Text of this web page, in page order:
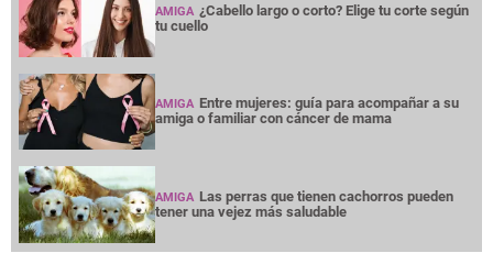
AMIGA ¿Cabello largo o corto? Elige tu corte según
tu cuello
AMIGA Entre mujeres: guía para acompañar a su
amiga o familiar con cáncer de mama
AMIGA Las perras que tienen cachorros pueden
tener una vejez más saludable